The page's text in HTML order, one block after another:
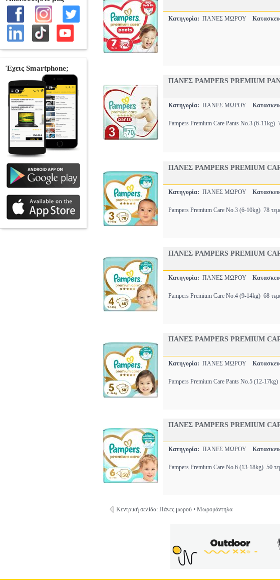
Κατηγορία: ΠΑΝΕΣ ΜΩΡΟΥ
ΠΑΝΕΣ PAMPERS PREMIUM
Κατηγορία: ΠΑΝΕΣ ΜΩΡΟΥ
Pampers Premium Care Pants No.3 (6-11kg) 
ΠΑΝΕΣ PAMPERS PREMIUM
Κατηγορία: ΠΑΝΕΣ ΜΩΡΟΥ
Pampers Premium Care No.3 (6-10kg)  78
ΠΑΝΕΣ PAMPERS PREMIUM
Κατηγορία: ΠΑΝΕΣ ΜΩΡΟΥ
Pampers Premium Care No.4 (9-14kg)  68
ΠΑΝΕΣ PAMPERS PREMIUM
Κατηγορία: ΠΑΝΕΣ ΜΩΡΟΥ
Pampers Premium Care Pants No.5 (12-17kg) 
ΠΑΝΕΣ PAMPERS PREMIUM
Κατηγορία: ΠΑΝΕΣ ΜΩΡΟΥ
Pampers Premium Care No.6 (13-18kg)  50
Κεντρική σελίδα: Πάνες μωρού • Μωρομάντηλα